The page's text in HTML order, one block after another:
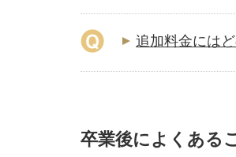
追加料金には
卒業後によくある